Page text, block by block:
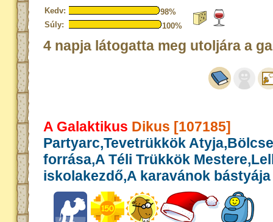
Kedv:
98%
Súly:
100%
4 napja látogatta meg utoljára a
A Galaktikus Dikus [107185]
Partyarc,Tevetrükkök
forrása,A Téli Trükkök
iskolakezdő,A karavánok bástyája